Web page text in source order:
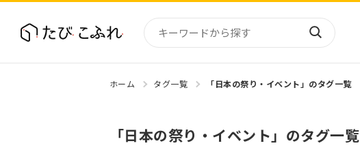
東北
四国
ホーム タグ一覧 「日本の祭り・イベント」のタグ一覧
「日本の祭り・イベント」のタグ一覧